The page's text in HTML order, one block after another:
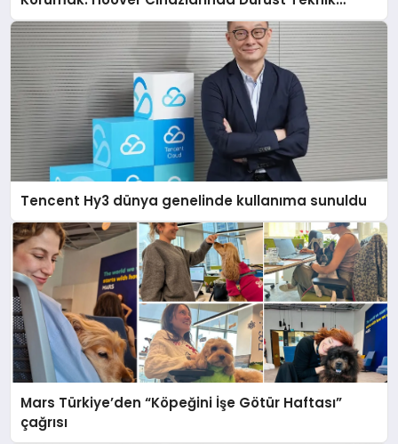
Destek Deneyimi
Tencent Hy3 dünya genelinde kullanıma sunuldu
Mars Türkiye’den “Köpeğini İşe Götür Haftası”
çağrısı